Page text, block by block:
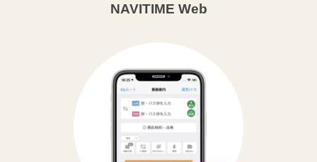
NAVITIME Web